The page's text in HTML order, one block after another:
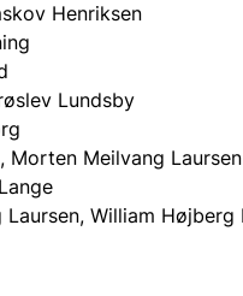
Henriksen
Lundsby
Morten Meilvang Laursen
William Højberg